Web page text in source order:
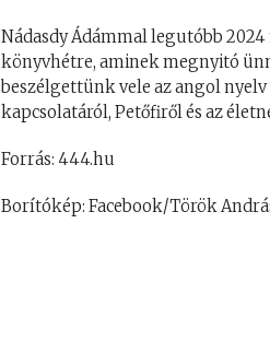
Nádasdy Ádámmal legutóbb
könyvhétre, aminek megnyitó
beszélgettünk vele az angol
kapcsolatáról, Petőfiről és az
Forrás: 444.hu
Borítókép: Facebook/Török